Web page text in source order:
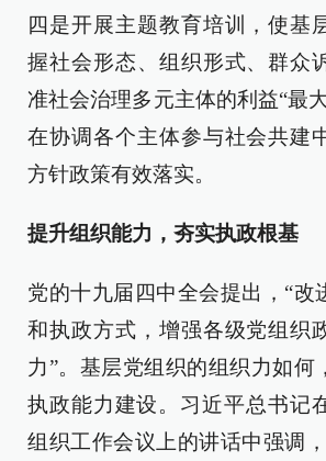
四是开展主题教育培训，使基
握社会形态、组织形式、群众
准社会治理多元主体的利益“最
在协调各个主体参与社会共建
方针政策有效落实。
提升组织能力，夯实执政根基
党的十九届四中全会提出，“改
和执政方式，增强各级党组织
力”。基层党组织的组织力如何
执政能力建设。习近平总书记
组织工作会议上的讲话中强调